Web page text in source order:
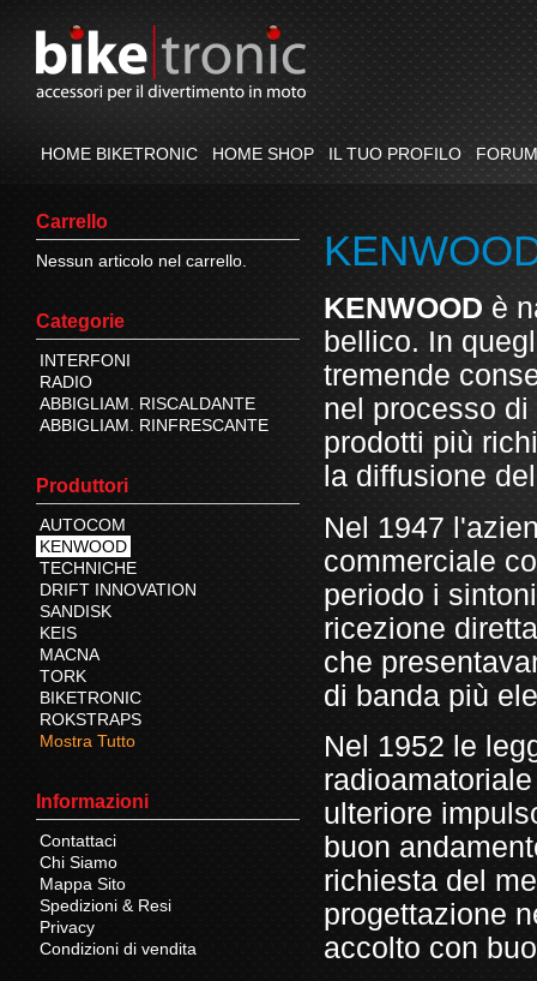
HOME BIKETRONIC HOME SHOP IL TUO PROFILO FORUM
Carrello
Nessun articolo nel carrello.
Categorie
INTERFONI
RADIO
ABBIGLIAM. RISCALDANTE
ABBIGLIAM. RINFRESCANTE
Produttori
AUTOCOM
KENWOOD
TECHNICHE
DRIFT INNOVATION
SANDISK
KEIS
MACNA
TORK
BIKETRONIC
ROKSTRAPS
Mostra Tutto
Informazioni
Contattaci
Chi Siamo
Mappa Sito
Spedizioni & Resi
Privacy
Condizioni di vendita
KENWOOD è
bellico. In
tremende
nel processo
prodotti più
la diffusione
Nel 1947
commerciale
periodo i
ricezione
che
di banda più
Nel 1952 le
ulteriore
buon
richiesta del
progettazione
accolto con